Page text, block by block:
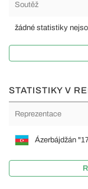
Soutěž
žádné statistiky
STATISTIKY V
Reprezentace
Ázerbájdžán